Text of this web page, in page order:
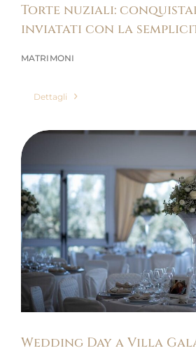
Torte nuziali:
inviatati con la
MATRIMONI
Dettagli
Wedding Day a Villa